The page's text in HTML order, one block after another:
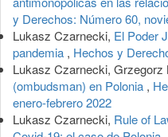
y Derechos: Número 60,
Lukasz Czarnecki, El Poder
pandemia , Hechos y
Lukasz Czarnecki, Grzegorz
(ombudsman) en Polonia ,
enero-febrero 2022
Lukasz Czarnecki, Rule of